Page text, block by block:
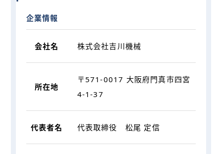
企業情報
会社名 株式会社吉川機械
所在地
〒571-0017 大阪府門真市四宮
4-1-37
代表者名 代表取締役 松尾 定信